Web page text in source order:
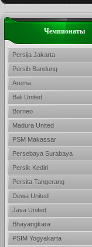
Чемпионаты
Persija Jakarta
Persib Bandung
Arema
Bali United
Borneo
Madura United
PSM Makassar
Persebaya Surabaya
Persik Kediri
Persita Tangerang
Dewa United
Java United
Bhayangkara
PSIM Yogyakarta